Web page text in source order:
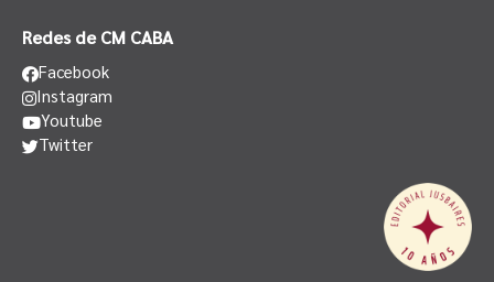
Redes de CM CABA
Facebook
Instagram
Youtube
Twitter